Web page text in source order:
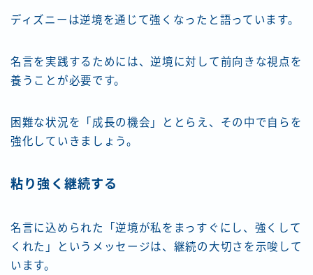
ディズニーは逆境を通じて強くなったと語っています。
名言を実践するためには、逆境に対して前向きな視点を
養うことが必要です。
困難な状況を「成長の機会」ととらえ、その中で自らを
強化していきましょう。
粘り強く継続する
名言に込められた「逆境が私をまっすぐにし、強くして
くれた」というメッセージは、継続の大切さを示唆して
います。